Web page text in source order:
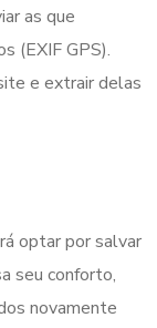
as que
(EXIF GPS).
e extrair delas
optar por salvar
seu conforto,
novamente